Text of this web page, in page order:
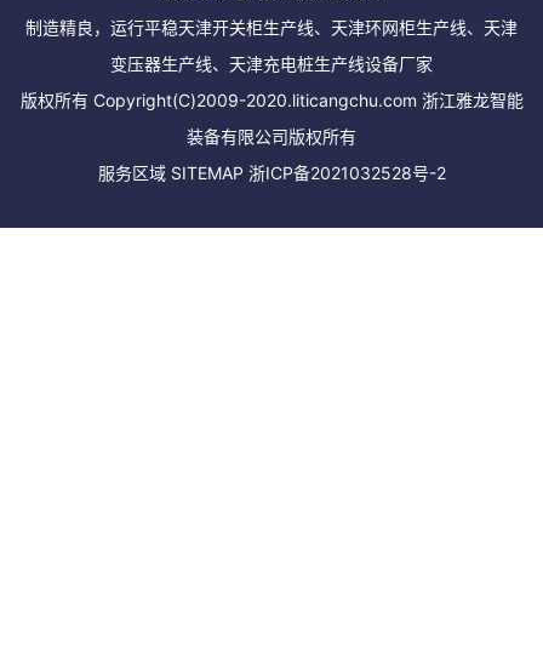
制造精良，运行平稳天津开关柜生产线、天津环网柜生产线、天津
变压器生产线、天津充电桩生产线设备厂家
版权所有 Copyright(C)2009-2020.liticangchu.com 浙江雅龙智能
装备有限公司版权所有
服务区域 SITEMAP 浙ICP备2021032528号-2